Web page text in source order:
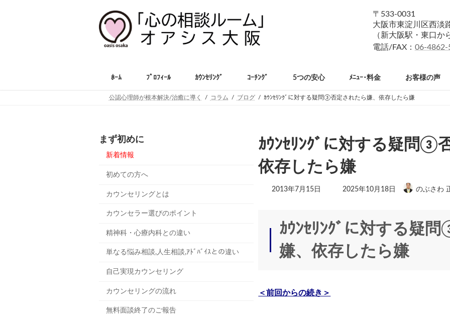
〒533-0031
大阪市東淀川区西淡
（新大阪駅・東口か
電話/FAX： 06-4862-
ﾎｰﾑ ﾌﾟﾛﾌｨｰﾙ ｶｳﾝｾﾘﾝｸﾞ ｺｰﾁﾝｸﾞ 5つの安心 ﾒﾆｭｰ･料金 お客様の声
公認心理師が根本解決/治癒に導く コラム ブログ ｶｳﾝｾﾘﾝｸﾞに対する疑問③否定されたら嫌、依存したら嫌
ｶｳﾝｾﾘﾝｸﾞに対する疑問③
依存したら嫌
2013年7月15日
最
日
時
2025年10月18日 のぶさわ
ｶｳﾝｾﾘﾝｸﾞに対する疑
嫌、依存したら嫌
＜前回からの続き＞
まず初めに
新着情報
初めての方へ
カウンセリングとは
カウンセラー選びのポイント
精神科・心療内科との違い
単なる悩み相談,人生相談,ｱﾄﾞﾊﾞｲｽとの違い
自己実現カウンセリング
カウンセリングの流れ
無料面談終了のご報告